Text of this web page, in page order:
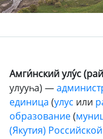
Амги́нский улу́с
улууһа) —
единица (улус или
образование(
(Якутия)